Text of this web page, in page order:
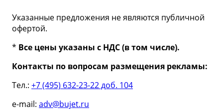
Указанные предложения не являются публичной
офертой.
* Все цены указаны с НДС (в том числе).
Контакты по вопросам размещения рекламы:
Тел.: +7 (495) 632-23-22 доб. 104
e-mail: adv@bujet.ru